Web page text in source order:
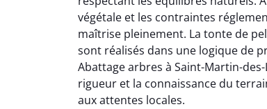
végétale et les contraintes
maîtrise pleinement. La tonte de
sont réalisés dans une logique de
Abattage arbres à Saint-Martin-
rigueur et la connaissance du
aux attentes locales.